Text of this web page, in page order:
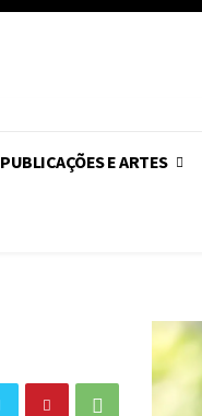
PUBLICAÇÕES E ARTES